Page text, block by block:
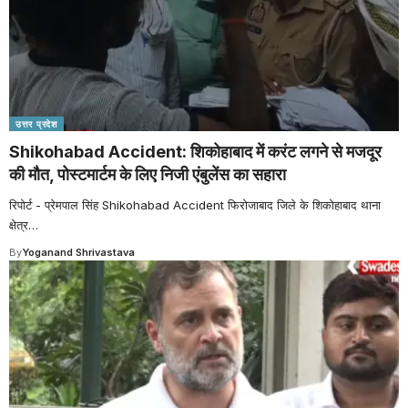
उत्तर प्रदेश
Shikohabad Accident: शिकोहाबाद में करंट लगने से मजदूर
की मौत, पोस्टमार्टम के लिए निजी एंबुलेंस का सहारा
रिपोर्ट - प्रेमपाल सिंह Shikohabad Accident फिरोजाबाद जिले के शिकोहाबाद थाना
क्षेत्र…
ByYoganand Shrivastava